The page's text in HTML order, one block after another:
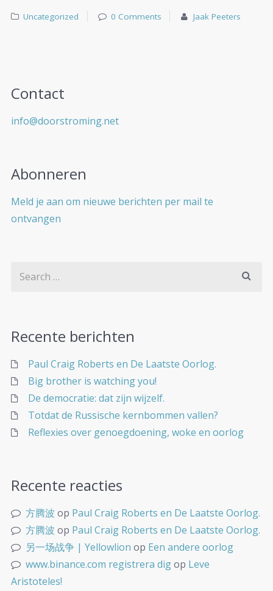
Uncategorized 0 Comments Jaak Peeters
Contact
info@doorstroming.net
Abonneren
Meld je aan om nieuwe berichten per mail te
ontvangen
Recente berichten
Paul Craig Roberts en De Laatste Oorlog.
Big brother is watching you!
De democratie: dat zijn wijzelf.
Totdat de Russische kernbommen vallen?
Reflexies over genoegdoening, woke en oorlog
Recente reacties
方腾波 op Paul Craig Roberts en De Laatste Oorlog.
方腾波 op Paul Craig Roberts en De Laatste Oorlog.
另一场战争 | Yellowlion op Een andere oorlog
www.binance.com registrera digop Leve
Aristoteles!